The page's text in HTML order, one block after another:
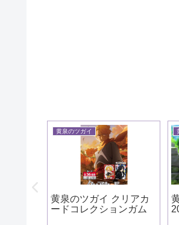
イ カプセル
コレクショ
黄泉のツガイ
黄泉のツガイ 2026年10
月 タピオカ